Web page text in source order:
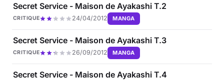
Secret Service - Maison de Ayakashi T.2
CRITIQUE 24/04/2012 MANGA
Secret Service - Maison de Ayakashi T.3
CRITIQUE 26/09/2012 MANGA
Secret Service - Maison de Ayakashi T.4